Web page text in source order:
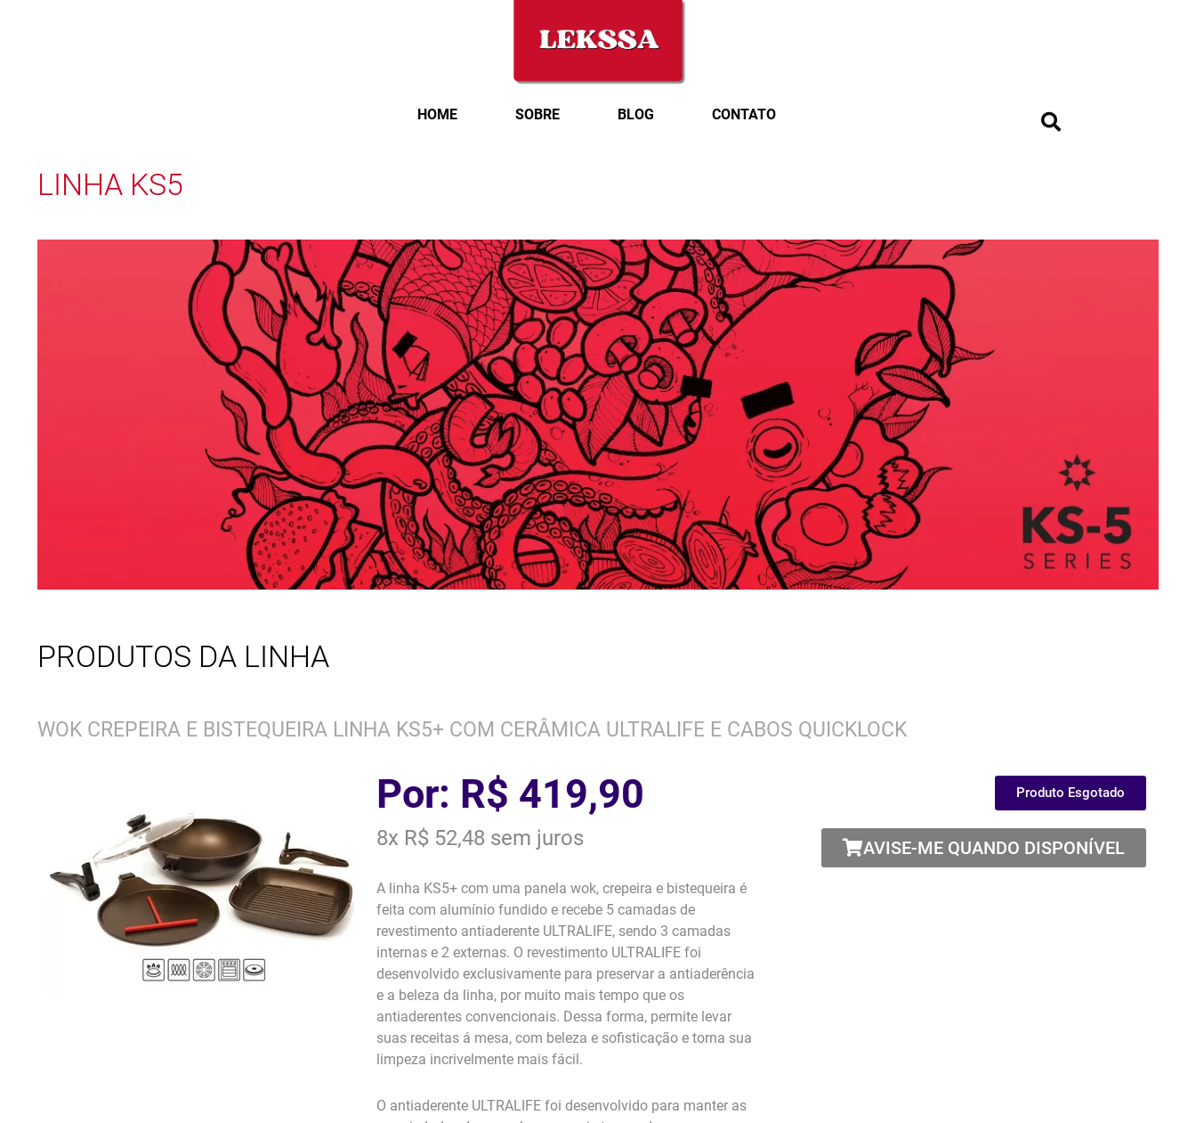
HOME SOBRE BLOG CONTATO
LINHA KS5
PRODUTOS DA LINHA
WOK CREPEIRA E BISTEQUEIRA LINHA KS5+ COM CERÂMICA ULTRALIFE E CABOS QUICKLOCK
Por: R$ 419,90
8x R$ 52,48 sem juros
A linha KS5+ com uma panela wok, crepeira e bistequeira é
feita com alumínio fundido e recebe 5 camadas de
revestimento antiaderente ULTRALIFE, sendo 3 camadas
internas e 2 externas. O revestimento ULTRALIFE foi
desenvolvido exclusivamente para preservar a antiaderência
e a beleza da linha, por muito mais tempo que os
antiaderentes convencionais. Dessa forma, permite levar
suas receitas á mesa, com beleza e sofisticação e torna sua
limpeza incrivelmente mais fácil.
O antiaderente ULTRALIFE foi desenvolvido para manter as
Produto Esgotado
AVISE-ME QUANDO DISPONÍVEL